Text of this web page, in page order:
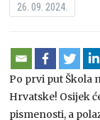
26. 09. 2024.
Po prvi put Škola
Hrvatske! Osijek
pismenosti, a